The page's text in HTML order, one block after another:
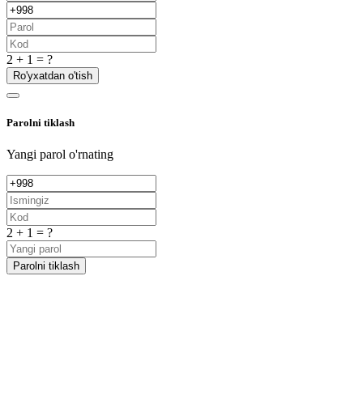
2 + 1 = ?
Ro'yxatdan o'tish
Parolni tiklash
Yangi parol o'rnating
2 + 1 = ?
Parolni tiklash